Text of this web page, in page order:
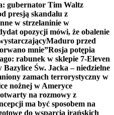
gubernator Tim Waltz
presją skandalu z
w strzelaninie w
opozycji mówi, że obalenie
Maduro przed
mnie”Rosja potępia
rabunek w sklepie 7-Eleven
Bazylice Św. Jacka – niedzielne
zamach terrorystyczny w
nożnej w Ameryce
na rozmowy z
ma być sposobem na
do wsparcia irańskich